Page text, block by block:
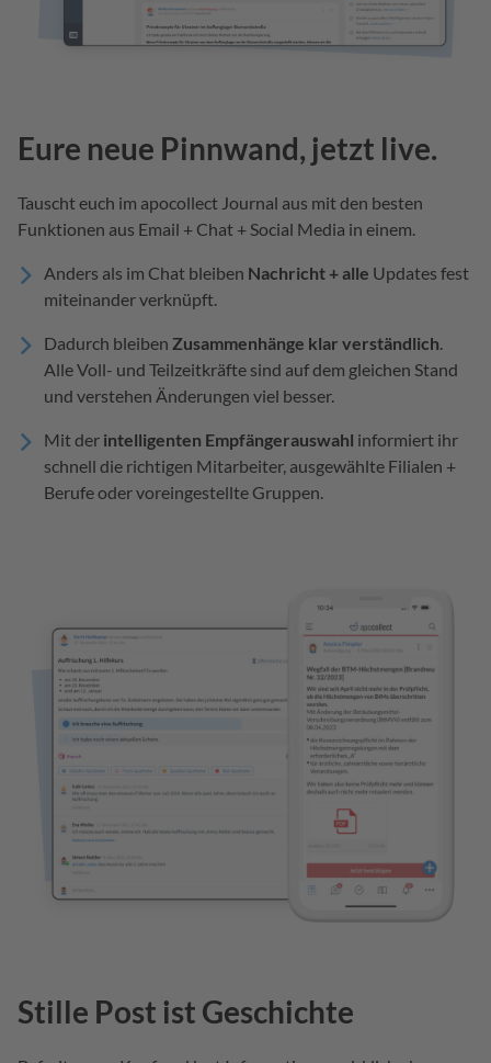
Eure neue Pinnwand, jetzt live.
Tauscht euch im apocollect Journal aus mit den besten
Funktionen aus Email + Chat + Social Media in einem.
Anders als im Chat bleiben Nachricht + alle Updates fest
miteinander verknüpft.
Dadurch bleiben Zusammenhänge klar verständlich
Alle Voll- und Teilzeitkräfte sind auf dem gleichen Stand
und verstehen Änderungen viel besser.
Mit der intelligenten Empfängerauswahl informiert ihr
schnell die richtigen Mitarbeiter, ausgewählte Filialen +
Berufe oder voreingestellte Gruppen.
Stille Post ist Geschichte